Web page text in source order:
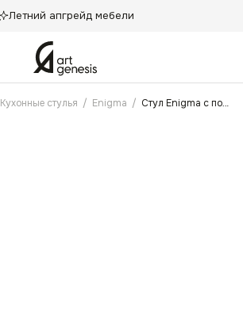
Летний апгрейд мебели
Кухонные стулья / Enigma / Стул Enigma с поворотным механизмом Зеленый